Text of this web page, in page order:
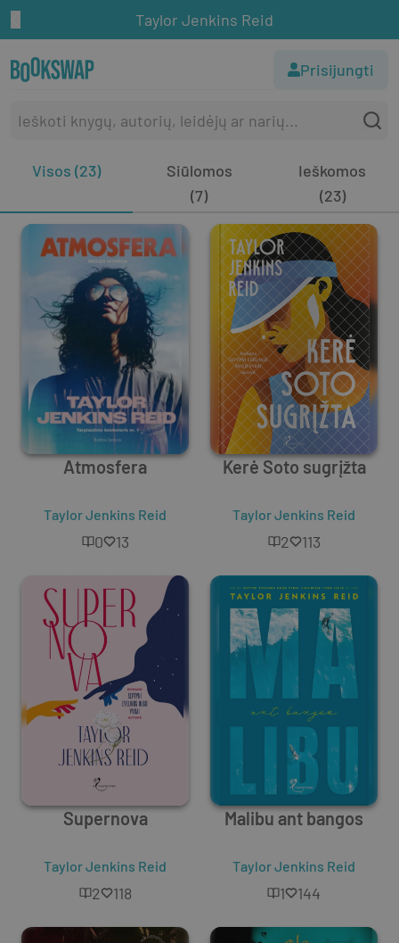
Taylor Jenkins Reid
Prisijungti
Visos (23)
Siūlomos
(7)
Ieškomos
(23)
Atmosfera
Taylor Jenkins Reid
0 13
Kerė Soto sugrįžta
Taylor Jenkins Reid
2 113
Supernova
Taylor Jenkins Reid
2 118
Malibu ant bangos
Taylor Jenkins Reid
1 144